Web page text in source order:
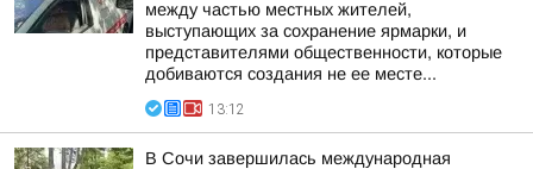
между частью местных жителей,
выступающих за сохранение ярмарки, и
представителями общественности, которые
добиваются создания не ее месте...
13:12
В Сочи завершилась международная